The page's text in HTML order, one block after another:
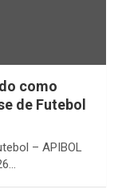
como
de Futebol
– APIBOL